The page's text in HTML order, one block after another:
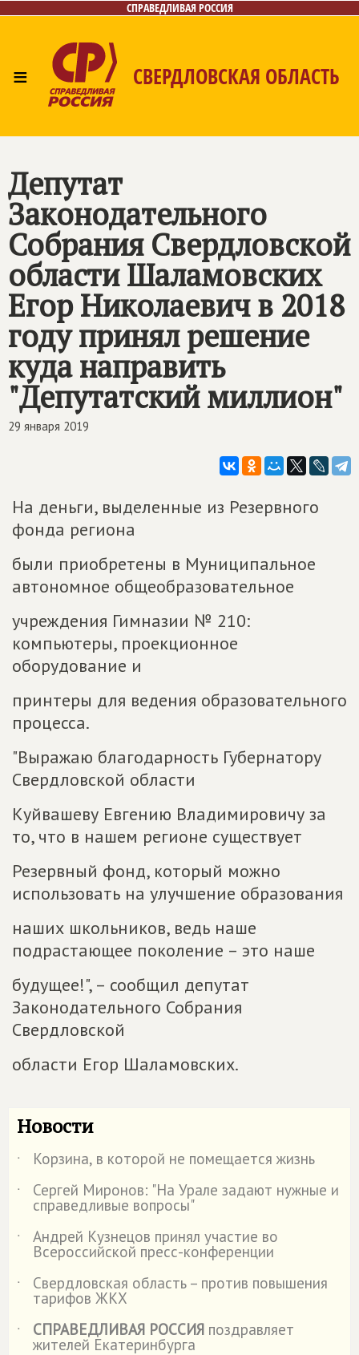
СПРАВЕДЛИВАЯ РОССИЯ
≡ СВЕРДЛОВСКАЯ ОБЛАСТЬ
Депутат
Законодательного
Собрания Свердловской
области Шаламовских
Егор Николаевич в 2018
году принял решение
куда направить
"Депутатский миллион"
29 января 2019
На деньги, выделенные из Резервного
фонда региона
были приобретены в Муниципальное
автономное общеобразовательное
учреждения Гимназии № 210:
компьютеры, проекционное
оборудование и
принтеры для ведения образовательного
процесса.
"Выражаю благодарность Губернатору
Свердловской области
Куйвашеву Евгению Владимировичу за
то, что в нашем регионе существует
Резервный фонд, который можно
использовать на улучшение образования
наших школьников, ведь наше
подрастающее поколение – это наше
будущее!", – сообщил депутат
Законодательного Собрания
Свердловской
области Егор Шаламовских.
Новости
˙
Корзина, в которой не помещается жизнь
˙
Сергей Миронов: "На Урале задают нужные и
справедливые вопросы"
˙
Андрей Кузнецов принял участие во
Всероссийской пресс-конференции
˙
Свердловская область – против повышения
тарифов ЖКХ
˙
СПРАВЕДЛИВАЯ РОССИЯ поздравляет
жителей Екатеринбурга